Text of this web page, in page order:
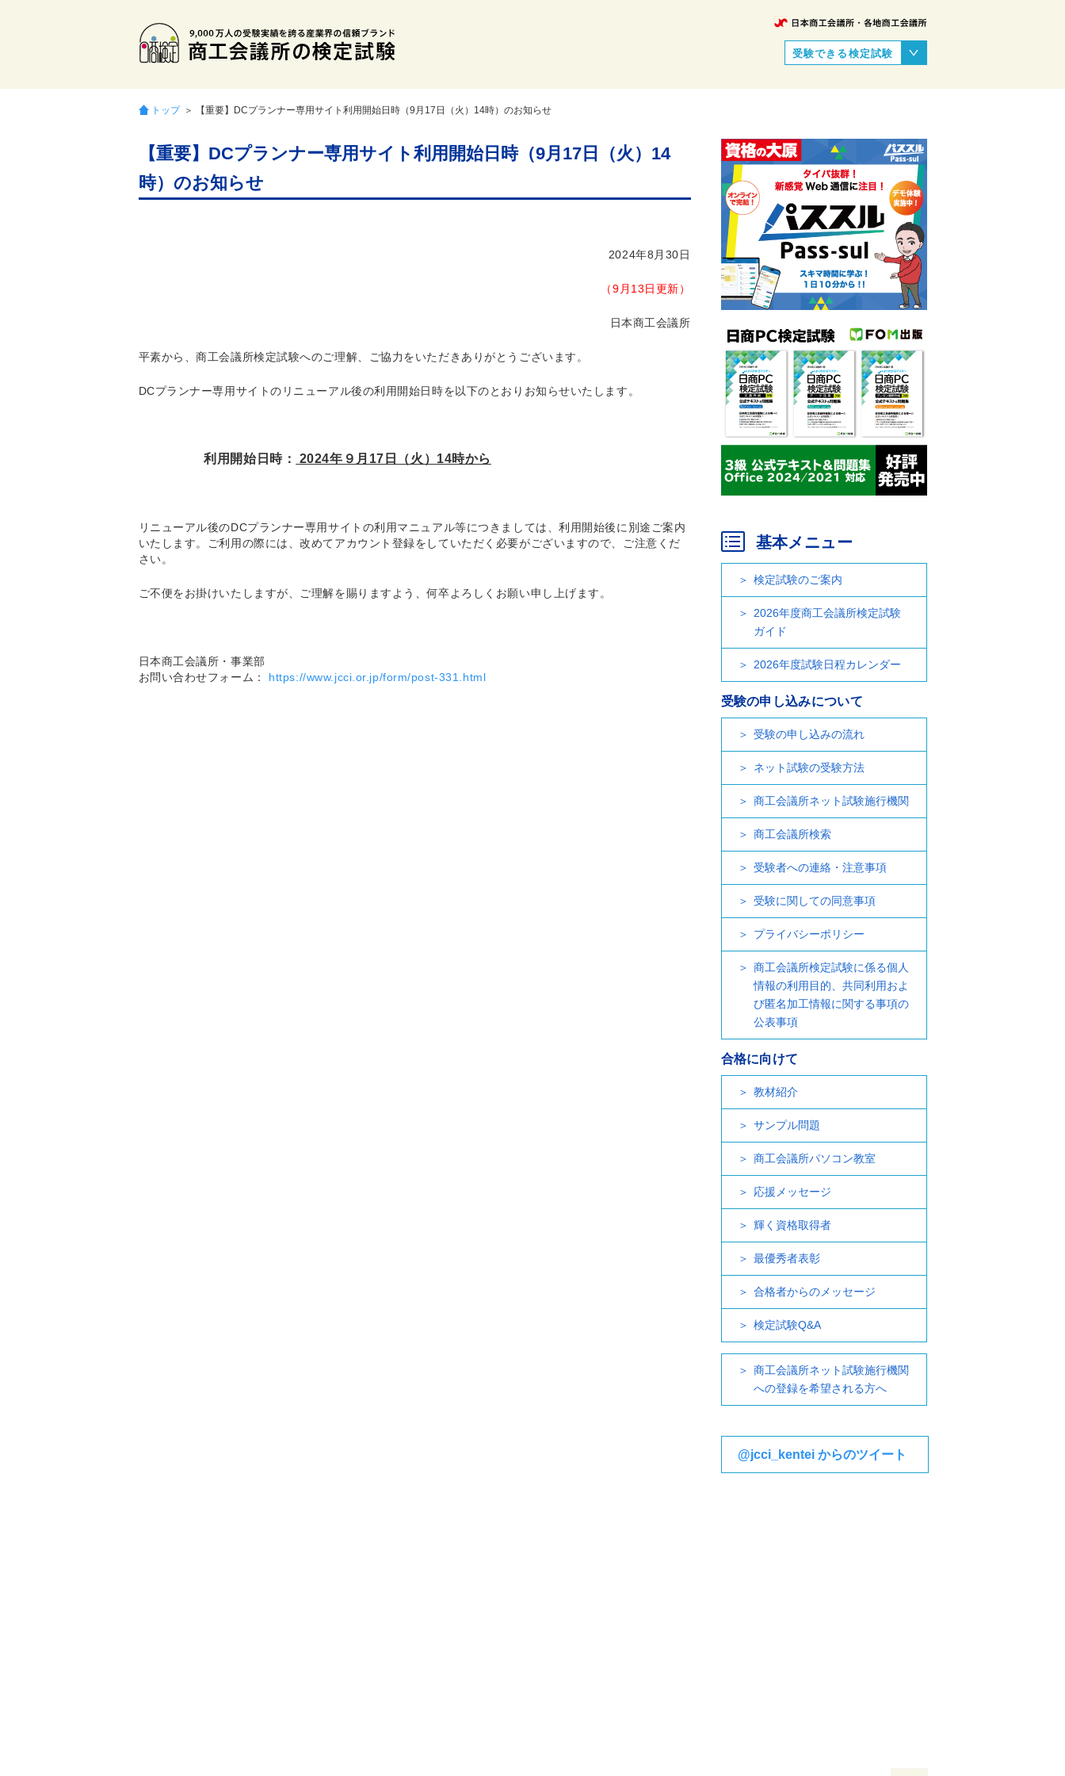
受験できる検定試験
トップ ＞ 【重要】DCプランナー専用サイト利用開始日時（9月17日（火）14時）のお知らせ
【重要】DCプランナー専用サイト利用開始日時（9月17日（火）14
時）のお知らせ
2024年8月30日
（9月13日更新）
日本商工会議所
平素から、商工会議所検定試験へのご理解、ご協力をいただきありがとうございます。
DCプランナー専用サイトのリニューアル後の利用開始日時を以下のとおりお知らせいたします。
利用開始日時： 2024年９月17日（火）14時から
リニューアル後のDCプランナー専用サイトの利用マニュアル等につきましては、利用開始後に別途ご案内
いたします。ご利用の際には、改めてアカウント登録をしていただく必要がございますので、ご注意くだ
さい。
ご不便をお掛けいたしますが、ご理解を賜りますよう、何卒よろしくお願い申し上げます。
日本商工会議所・事業部
お問い合わせフォーム： https://www.jcci.or.jp/form/post-331.html
基本メニュー
検定試験のご案内
2026年度商工会議所検定試験
ガイド
2026年度試験日程カレンダー
受験の申し込みについて
受験の申し込みの流れ
ネット試験の受験方法
商工会議所ネット試験施行機関
商工会議所検索
受験者への連絡・注意事項
受験に関しての同意事項
プライバシーポリシー
商工会議所検定試験に係る個人
情報の利用目的、共同利用およ
び匿名加工情報に関する事項の
公表事項
合格に向けて
教材紹介
サンプル問題
商工会議所パソコン教室
応援メッセージ
輝く資格取得者
最優秀者表彰
合格者からのメッセージ
検定試験Q&A
商工会議所ネット試験施行機関
への登録を希望される方へ
@jcci_kentei からのツイート